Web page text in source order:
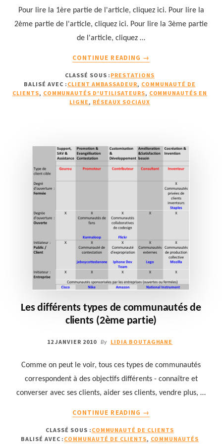
DE
LOGICIELS
Pour lire la 1ère partie de l'article, cliquez ici. Pour lire la
2ème partie de l'article, cliquez ici. Pour lire la 3ème partie
de l'article, cliquez …
CONTINUE READING
INCITER
LES
CLIENTS
AMBASSADEURS
→
CLASSÉ SOUS : PRESTATIONS
BALISÉ AVEC : CLIENT AMBASSADEUR, COMMUNAUTÉ DE
CLIENTS, COMMUNAUTÉS D'UTILISATEURS, COMMUNAUTÉS EN
LIGNE , RÉSEAUX SOCIAUX
Les différents types de communautés de
clients (2ème partie)
12 JANVIER 2010 By LIDIA BOUTAGHANE
Comme on peut le voir, tous ces types de communautés
correspondent à des objectifs différents - connaître et
converser avec ses clients, aider ses clients, vendre plus, …
CONTINUE READING
DIFFÉRENTS
→
CLASSÉ SOUS : COMMUNAUTÉ DE CLIENTS
BALISÉ AVEC : COMMUNAUTÉ DE CLIENTS, COMMUNAUTÉS